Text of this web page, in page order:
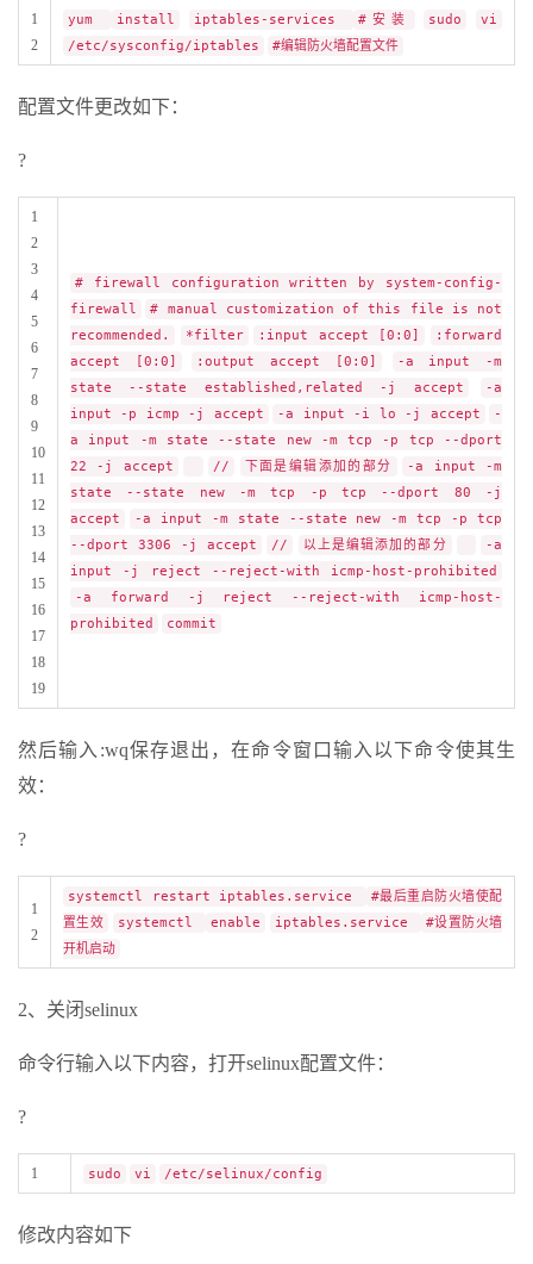
1
2
yum install iptables-services #安装 sudo
vi
/etc/sysconfig/iptables
#编辑防火墙配置文件
配置文件更改如下：
?
1
2
3
4
5
6
7
8
9
10
11
12
13
14
15
16
17
18
19
# firewall configuration written by system-config-
firewall
# manual customization of this file is not
recommended.
*filter :input accept [0:0]
:forward
accept [0:0]
:output accept [0:0]
-a input -m
state --state established,related -j accept
-a
input -p icmp -j accept
-a input -i lo -j accept
-
a input -m state --state new -m tcp -p tcp --dport
22 -j accept
// 下面是编辑添加的部分
-a input -m
state --state new -m tcp -p tcp --dport 80 -j
accept
-a input -m state --state new -m tcp -p tcp
--dport 3306 -j accept
// 以上是编辑添加的部分
-a
input -j reject --reject-with icmp-host-prohibited
-a forward -j reject --reject-with icmp-host-
prohibited
commit
然后输入:wq保存退出，在命令窗口输入以下命令使其生
效：
?
1
2
systemctl restart iptables.service
#最后重启防火墙使配
置生效
systemctl enable iptables.service
#设置防火墙
开机启动
2、关闭selinux
命令行输入以下内容，打开selinux配置文件：
?
1 sudo vi /etc/selinux/config
修改内容如下